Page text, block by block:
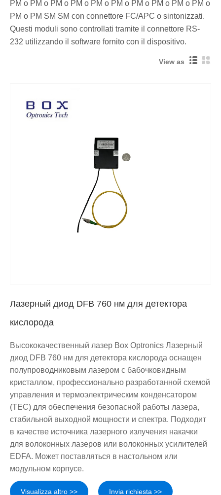
PM o PM o PM o PM o PM o PM o PM o PM o PM o PM o
PM o PM SM SM con connettore FC/APC o sintonizzati.
Questi moduli sono controllati tramite il connettore RS-
232 utilizzando il software fornito con il dispositivo.
View as
Лазерный диод DFB 760 нм для детектора
кислорода
Высококачественный лазер Box Optronics Лазерный
диод DFB 760 нм для детектора кислорода оснащен
полупроводниковым лазером с бабочковидным
кристаллом, профессионально разработанной схемой
управления и термоэлектрическим конденсатором
(TEC) для обеспечения безопасной работы лазера,
стабильной выходной мощности и спектра. Подходит
в качестве источника лазерного излучения накачки
для волоконных лазеров или волоконных усилителей
EDFA. Может поставляться в настольном или
модульном корпусе.
Visualizza altro >> Invia richiesta >>